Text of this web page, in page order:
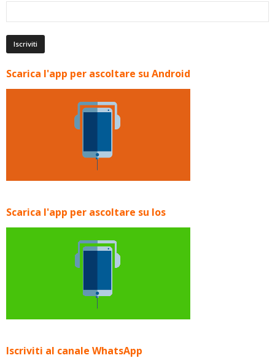
Scarica l'app per ascoltare su Android
Scarica l'app per ascoltare su Ios
Iscriviti al canale WhatsApp